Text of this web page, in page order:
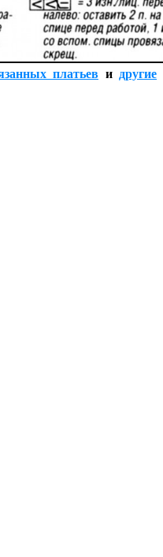
платьев и другие